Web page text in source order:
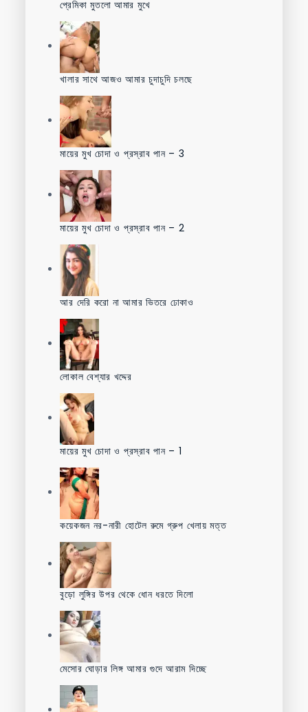
প্রেমিকা মুতলো আমার মুখে
খালার সাথে আজও আমার চুদাচুদি চলছে
মায়ের মুখ চোদা ও প্রস্রাব পান – 3
মায়ের মুখ চোদা ও প্রস্রাব পান – 2
আর দেরি করো না আমার ভিতরে ঢোকাও
লোকাল বেশ্যার খদ্দের
মায়ের মুখ চোদা ও প্রস্রাব পান – 1
কয়েকজন নর-নারী হোটেল রুমে গ্রুপ খেলায় মত্ত
বুড়ো লুঙ্গির উপর থেকে ধোন ধরতে দিলো
মেসোর ঘোড়ার লিঙ্গ আমার গুদে আরাম দিচ্ছে